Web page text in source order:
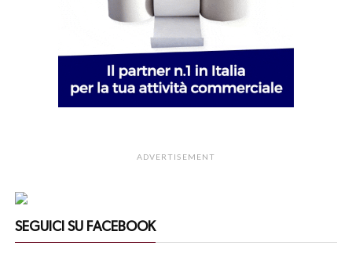
ADVERTISEMENT
SEGUICI SU FACEBOOK